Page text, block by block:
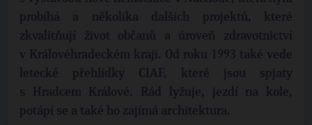
probíhá a několika dalších projektů, které
zkvalitňují život občanů a úroveň zdravotnictví
v Královéhradeckém kraji. Od roku 1993 také vede
letecké přehlídky CIAF, které jsou spjaty
s Hradcem Králové. Rád lyžuje, jezdí na kole,
potápí se a také ho zajímá architektura.